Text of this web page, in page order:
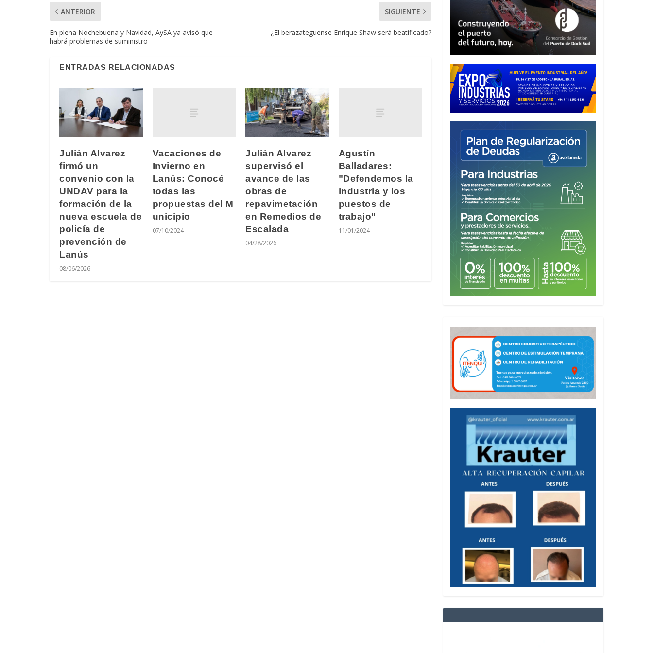
ANTERIOR
En plena Nochebuena y Navidad, AySA ya avisó que
habrá problemas de suministro
SIGUIENTE
¿El berazateguense Enrique Shaw será beatificado?
ENTRADAS RELACIONADAS
Julián Alvarez
firmó un
convenio con la
UNDAV para la
formación de la
nueva escuela de
policía de
prevención de
Lanús
08/06/2026
Vacaciones de
Invierno en
Lanús: Conocé
todas las
propuestas del M
unicipio
07/10/2024
Julián Alvarez
supervisó el
avance de las
obras de
repavimetación
en Remedios de
Escalada
04/28/2026
Agustín
Balladares:
"Defendemos la
industria y los
puestos de
trabajo"
11/01/2024